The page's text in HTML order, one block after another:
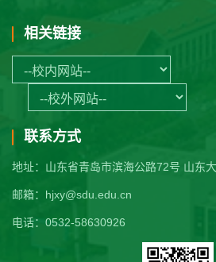
相关链接
联系方式
地址：山东省青岛市滨海公路72号 山东
邮箱：hjxy@sdu.edu.cn
电话：0532-58630926